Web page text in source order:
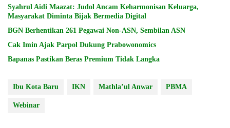
Syahrul Aidi Maazat: Judol Ancam Keharmonisan Keluarga,
Masyarakat Diminta Bijak Bermedia Digital
BGN Berhentikan 261 Pegawai Non-ASN, Sembilan ASN
Cak Imin Ajak Parpol Dukung Prabowonomics
Bapanas Pastikan Beras Premium Tidak Langka
Ibu Kota Baru IKN Mathla’ul Anwar PBMA
Webinar